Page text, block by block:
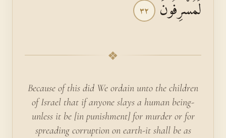
لَمُسْرِفُونَ ٣٢
❖
Because of this did We ordain unto the children
of Israel that if anyone slays a human being-
unless it be [in punishment] for murder or for
spreading corruption on earth-it shall be as